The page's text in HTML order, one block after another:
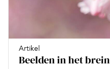
Artikel
Beelden in het brein